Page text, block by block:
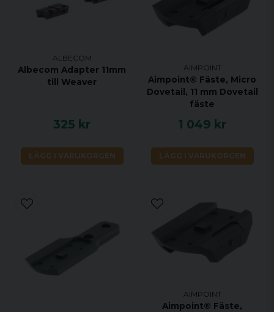
ALBECOM
Albecom Adapter 11mm
till Weaver
325 kr
LÄGG I VARUKORGEN
AIMPOINT
Aimpoint® Fäste, Micro
Dovetail, 11 mm Dovetail
fäste
1 049 kr
LÄGG I VARUKORGEN
AIMPOINT
Aimpoint® Fäste,